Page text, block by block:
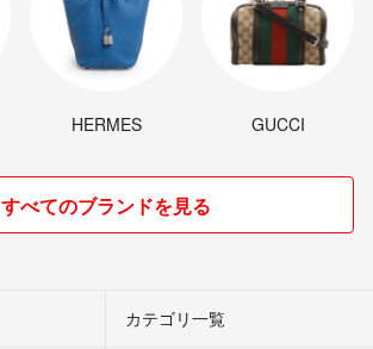
HERMES GUCCI
すべてのブランドを見る
カテゴリ一覧